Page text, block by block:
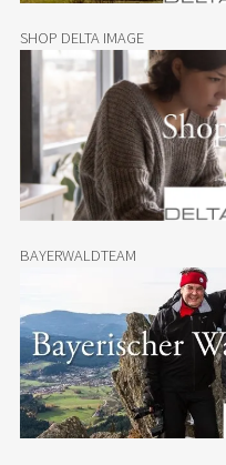
SHOP DELTA IMAGE
BAYERWALDTEAM